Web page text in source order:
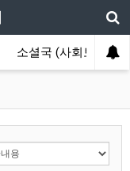
소셜국 (사회보장국)